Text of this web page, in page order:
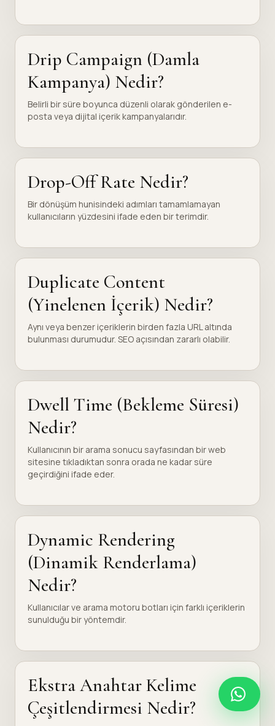
Drip Campaign (Damla
Kampanya) Nedir?
Belirli bir süre boyunca düzenli olarak gönderilen e-
posta veya dijital içerik kampanyalarıdır.
Drop-Off Rate Nedir?
Bir dönüşüm hunisindeki adımları tamamlamayan
kullanıcıların yüzdesini ifade eden bir terimdir.
Duplicate Content
(Yinelenen İçerik) Nedir?
Aynı veya benzer içeriklerin birden fazla URL altında
bulunması durumudur. SEO açısından zararlı olabilir.
Dwell Time (Bekleme Süresi)
Nedir?
Kullanıcının bir arama sonucu sayfasından bir web
sitesine tıkladıktan sonra orada ne kadar süre
geçirdiğini ifade eder.
Dynamic Rendering
(Dinamik Renderlama)
Nedir?
Kullanıcılar ve arama motoru botları için farklı içeriklerin
sunulduğu bir yöntemdir.
Ekstra Anahtar Kelime
Çeşitlendirmesi Nedir?